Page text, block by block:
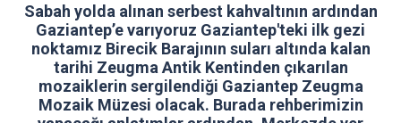
Sabah yolda alınan serbest kahvaltının ardından
Gaziantep’e varıyoruz Gaziantep'teki ilk gezi
noktamız Birecik Barajının suları altında kalan
tarihi Zeugma Antik Kentinden çıkarılan
mozaiklerin sergilendiği Gaziantep Zeugma
Mozaik Müzesi olacak. Burada rehberimizin